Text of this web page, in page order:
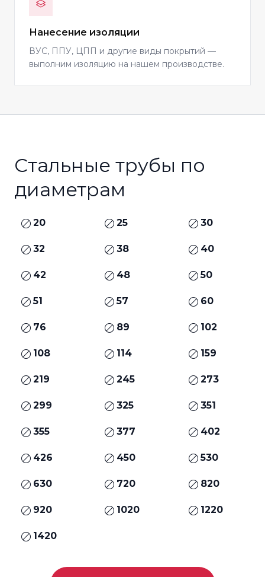
Нанесение изоляции
ВУС, ППУ, ЦПП и другие виды покрытий —
выполним изоляцию на нашем производстве.
Стальные трубы по
диаметрам
20 25 30
32 38 40
42 48 50
51 57 60
76 89 102
108 114 159
219 245 273
299 325 351
355 377 402
426 450 530
630 720 820
920 1020 1220
1420